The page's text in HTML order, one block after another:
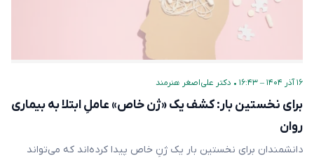
۱۶ آذر ۱۴۰۴ – ۱۶:۴۳ • دکتر علی‌اصغر هنرمند
برای نخستین بار: کشف یک «ژن خاص» عاملِ ابتلا به بیماری
روان
دانشمندان برای نخستین بار یک ژنِ خاص پیدا کرده‌اند که می‌تواند